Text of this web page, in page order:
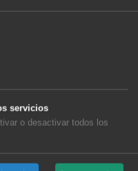
y fotovoltaica
semana veraniega
de 0,3 ºC de las
tres primeros días de la
que en el mismo
un 3,9%.
servicios
o desactivar todos los